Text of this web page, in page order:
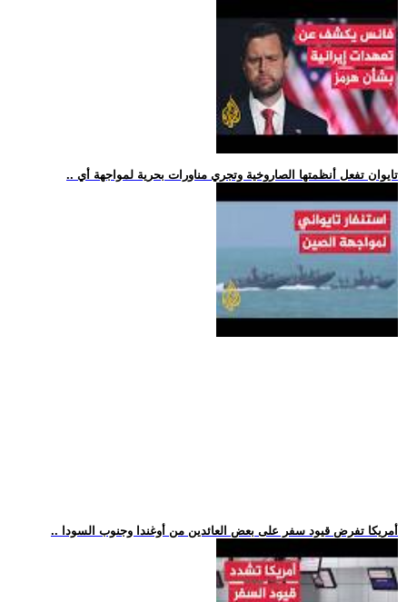
.. تايوان تفعل أنظمتها الصاروخية وتجري مناورات بحرية لمواجهة أي
.. أمريكا تفرض قيود سفر على بعض العائدين من أوغندا وجنوب السودا